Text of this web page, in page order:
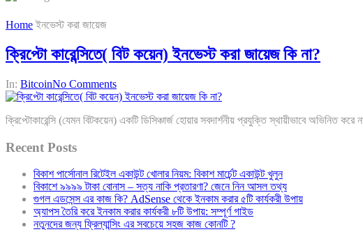
Home ইনভেস্ট করা জায়েজ
ক্রিপ্টো কারেন্সিতে( বিট কয়েন) ইনভেস্ট করা জায়েজ কি না?
In: BitcoinNo Comments
ক্রিপ্টোকারেন্সি (যেমন বিটকয়েন) একটি ডিসিঞ্চার্জ হোয়ার সবদার্শনীয় প্রযুক্তি স্থায়ীভাবে অভিনিত
Recent Posts
বিকাশ পার্সোনাল রিটেইল একাউন্ট খোলার নিয়ম: বিকাশ মার্চেন্ট একাউন্ট খুলুন
বিকাশে ৯৯৯৯ টাকা বোনাস – সত্য নাকি প্রতারণা? জেনে নিন আসল তথ্য
গুগল এডসেন্স এর কাজ কি? AdSense থেকে ইনকাম করার ৫টি কার্যকরী উপায়
অ্যাপস তৈরি করে ইনকাম করার কার্যকরী ৮টি উপায়: সম্পূর্ণ গাইড
নতুনদের জন্য ফ্রিল্যান্সিং এর সবচেয়ে সহজ কাজ কোনটি ?